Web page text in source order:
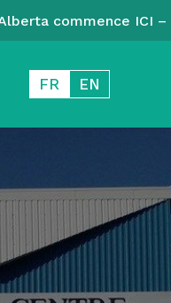
commence ICI
FR EN